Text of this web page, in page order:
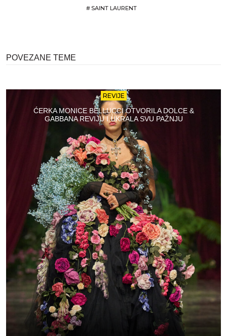
# SAINT LAURENT
POVEZANE TEME
REVIJE
ĆERKA MONICE BELLUCCI OTVORILA DOLCE &
GABBANA REVIJU I UKRALA SVU PAŽNJU